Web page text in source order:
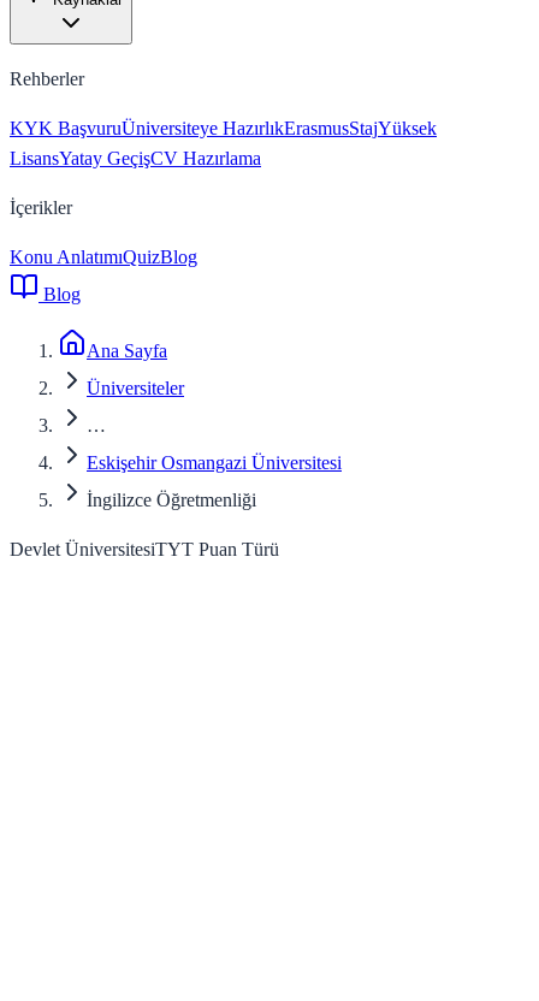
Rehberler
KYK BaşvuruÜniversiteye HazırlıkErasmusStajYüksek
LisansYatay GeçişCV Hazırlama
İçerikler
Konu AnlatımıQuizBlog
Blog
Ana Sayfa
Üniversiteler
…
Eskişehir Osmangazi Üniversitesi
İngilizce Öğretmenliği
Devlet ÜniversitesiTYT Puan Türü